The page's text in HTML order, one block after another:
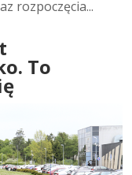
rozpoczęcia...
To